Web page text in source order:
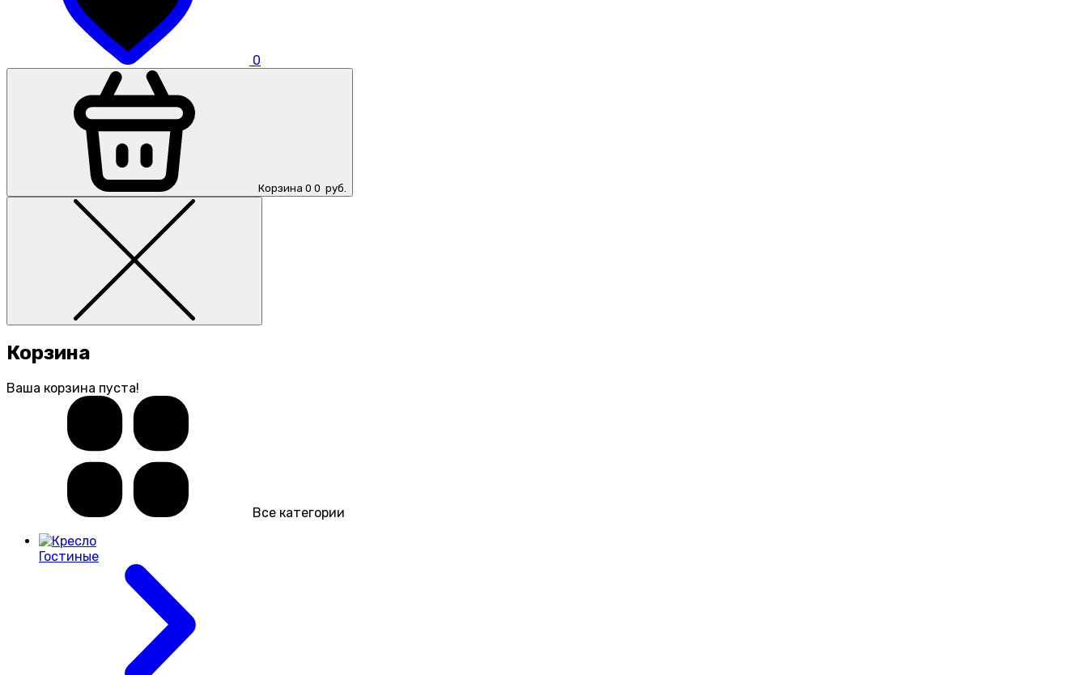
0
Корзина 0 0 руб.
Корзина
Ваша корзина пуста!
Все категории
Гостиные